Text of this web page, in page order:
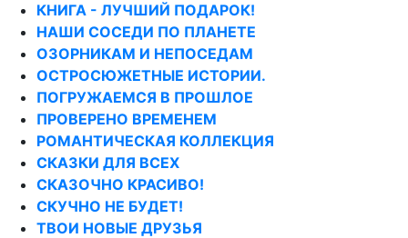
КНИГА - ЛУЧШИЙ ПОДАРОК!
НАШИ СОСЕДИ ПО ПЛАНЕТЕ
ОЗОРНИКАМ И НЕПОСЕДАМ
ОСТРОСЮЖЕТНЫЕ ИСТОРИИ.
ПОГРУЖАЕМСЯ В ПРОШЛОЕ
ПРОВЕРЕНО ВРЕМЕНЕМ
РОМАНТИЧЕСКАЯ КОЛЛЕКЦИЯ
СКАЗКИ ДЛЯ ВСЕХ
СКАЗОЧНО КРАСИВО!
СКУЧНО НЕ БУДЕТ!
ТВОИ НОВЫЕ ДРУЗЬЯ